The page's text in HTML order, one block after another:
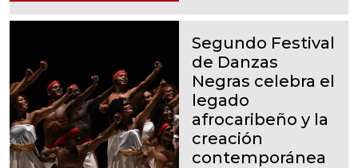
Segundo Festival
de Danzas
Negras celebra el
legado
afrocaribeño y la
creación
contemporánea